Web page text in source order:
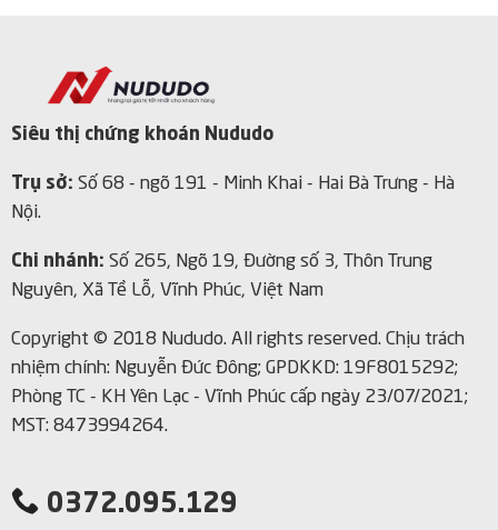
Siêu thị chứng khoán Nududo
Trụ sở: Số 68 - ngõ 191 - Minh Khai - Hai Bà Trưng - Hà
Nội.
Chi nhánh: Số 265, Ngõ 19, Đường số 3, Thôn Trung
Nguyên, Xã Tề Lỗ, Vĩnh Phúc, Việt Nam
Copyright © 2018 Nududo. All rights reserved. Chịu trách
nhiệm chính: Nguyễn Đức Đông; GPDKKD: 19F8015292;
Phòng TC - KH Yên Lạc - Vĩnh Phúc cấp ngày 23/07/2021;
MST: 8473994264.
0372.095.129